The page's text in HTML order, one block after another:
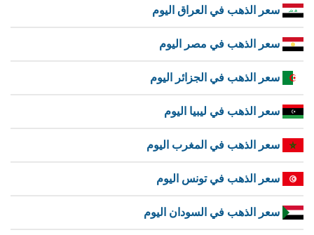
سعر الذهب في العراق اليوم
سعر الذهب في مصر اليوم
سعر الذهب في الجزائر اليوم
سعر الذهب في ليبيا اليوم
سعر الذهب في المغرب اليوم
سعر الذهب في تونس اليوم
سعر الذهب في السودان اليوم